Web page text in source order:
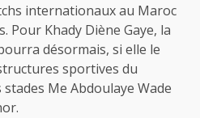
internationaux au Maroc
Pour Khady Diène Gaye, la
désormais, si elle le
sportives du
Me Abdoulaye Wade